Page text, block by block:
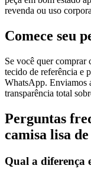
revenda ou uso
Comece seu
Se você quer comprar
tecido de referência e
WhatsApp. Enviamos
transparência total
Perguntas
camisa lisa
Qual a diferença